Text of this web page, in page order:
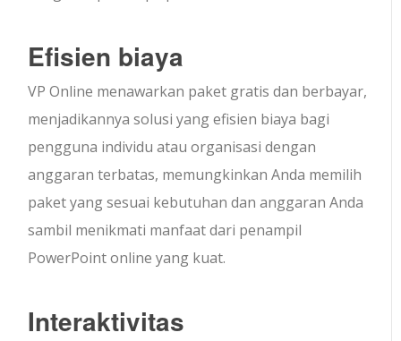
Efisien biaya
VP Online menawarkan paket gratis dan berbayar,
menjadikannya solusi yang efisien biaya bagi
pengguna individu atau organisasi dengan
anggaran terbatas, memungkinkan Anda memilih
paket yang sesuai kebutuhan dan anggaran Anda
sambil menikmati manfaat dari penampil
PowerPoint online yang kuat.
Interaktivitas